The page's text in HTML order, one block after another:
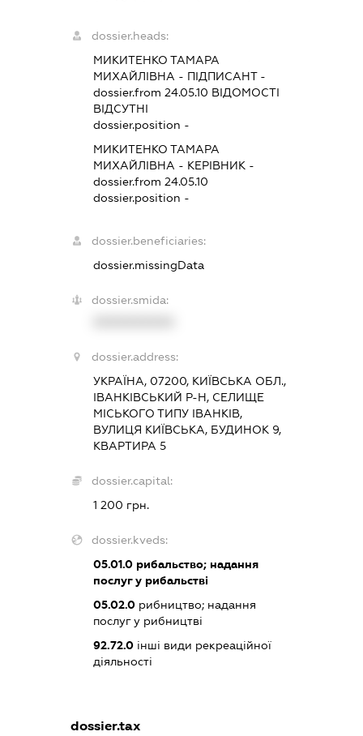
dossier.heads:
МИКИТЕНКО ТАМАРА
МИХАЙЛІВНА - ПІДПИСАНТ-
dossier.from 24.05.10 ВІДОМОСТІ
ВІДСУТНІ
dossier.position -
МИКИТЕНКО ТАМАРА
МИХАЙЛІВНА - КЕРІВНИК -
dossier.from 24.05.10
dossier.position -
dossier.beneficiaries:
dossier.missingData
dossier.smida:
dossier.address:
УКРАЇНА, 07200, КИЇВСЬКА ОБЛ.,
ІВАНКІВСЬКИЙ Р-Н, СЕЛИЩЕ
МІСЬКОГО ТИПУ ІВАНКІВ,
ВУЛИЦЯ КИЇВСЬКА, БУДИНОК 9,
КВАРТИРА 5
dossier.capital:
1 200 грн.
dossier.kveds:
05.01.0рибальство; надання
послуг у рибальстві
05.02.0рибництво; надання
послуг у рибництві
92.72.0інші види рекреаційної
діяльності
dossier.tax